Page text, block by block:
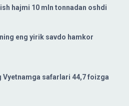
hajmi 10 mln tonnadan oshdi
eng yirik savdo hamkor
Vyetnamga safarlari 44,7 foizga